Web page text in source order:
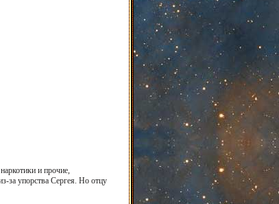
и прочие,
за упорства Сергея. Но отцу